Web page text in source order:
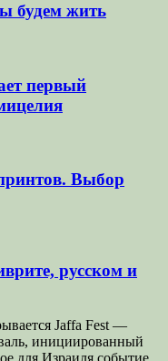
будем жить
первый
Выбор
русском и
Jaffa Fest —
инициированный